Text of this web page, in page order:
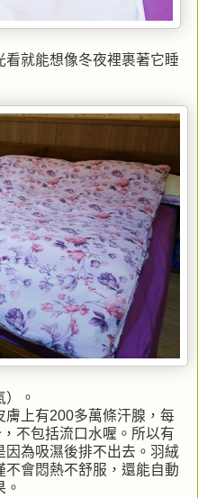
就能想像冬夜裡裹著它睡
。
膚上有200多萬條汗腺，每
不包括流口水喔。所以有
為吸濕後排不出去。羽絨
會悶熱不舒服，還能自動